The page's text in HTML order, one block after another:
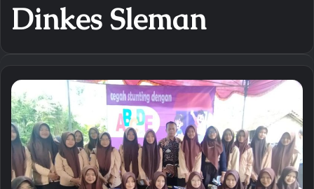
Dinkes Sleman